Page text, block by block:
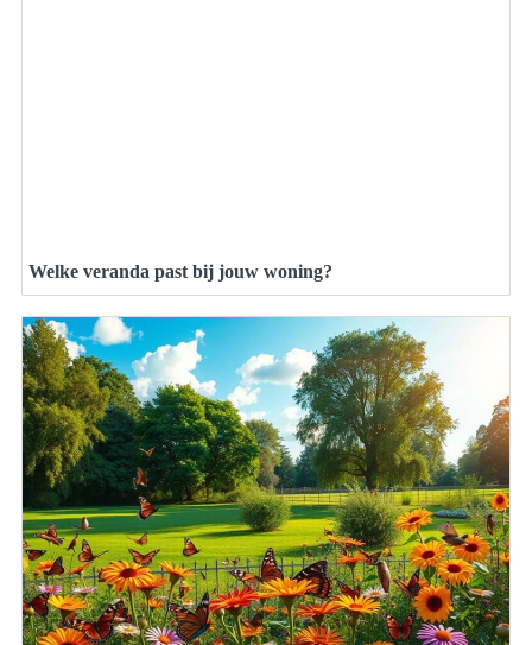
Welke veranda past bij jouw woning?